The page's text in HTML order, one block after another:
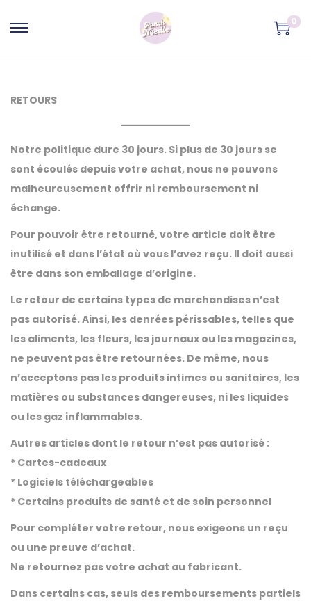
P
à
l
a
a
v
i
P
a
u
c
n
t
e
0
RETOURS
Notre politique dure 30 jours. Si plus de 30 jours se
sont écoulés depuis votre achat, nous ne pouvons
malheureusement offrir ni remboursement ni
échange.
Pour pouvoir être retourné, votre article doit être
inutilisé et dans l’état où vous l’avez reçu. Il doit aussi
être dans son emballage d’origine.
Le retour de certains types de marchandises n’est
pas autorisé. Ainsi, les denrées périssables, telles que
les aliments, les fleurs, les journaux ou les magazines,
ne peuvent pas être retournées. De même, nous
n’acceptons pas les produits intimes ou sanitaires, les
matières ou substances dangereuses, ni les liquides
ou les gaz inflammables.
Autres articles dont le retour n’est pas autorisé :
* Cartes-cadeaux
* Logiciels téléchargeables
* Certains produits de santé et de soin personnel
Pour compléter votre retour, nous exigeons un reçu
ou une preuve d’achat.
Ne retournez pas votre achat au fabricant.
Dans certains cas, seuls des remboursements partiels